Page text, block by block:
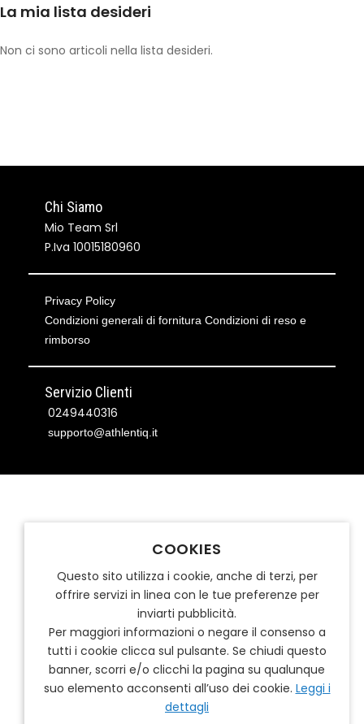
COOKIES
Questo sito utilizza i cookie, anche di terzi, per
offrire servizi in linea con le tue preferenze per
inviarti pubblicità.
Per maggiori informazioni o negare il consenso a
tutti i cookie clicca sul pulsante. Se chiudi questo
banner, scorri e/o clicchi la pagina su qualunque
suo elemento acconsenti all’uso dei cookie. Leggi i
dettagli
La mia lista desideri
Non ci sono articoli nella lista desideri.
Chi Siamo
Mio Team Srl
P.Iva 10015180960
Privacy Policy
Condizioni generali di fornitura Condizioni di reso e
rimborso
Servizio Clienti
0249440316
supporto@athlentiq.it